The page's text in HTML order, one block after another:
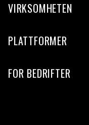
VIRKSOMHETEN
PLATTFORMER
FOR BEDRIFTER